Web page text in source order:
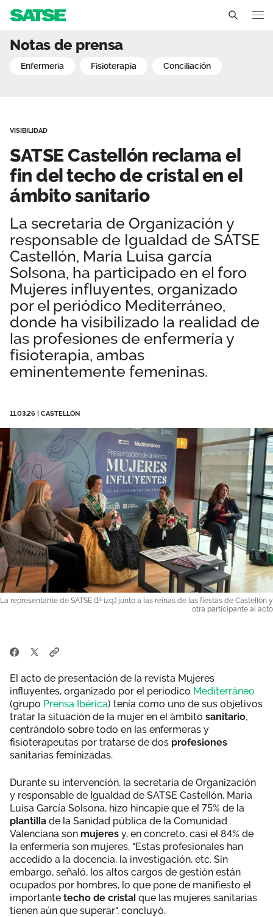
Delegados Sindicales
Estructura organizativa
Transparencia
Secciones sindicales
Servicios
Ventajas
Actualidad
Temas
Noticias
Sala de prensa
Normativa
Publicaciones
Vídeos
DANA Valencia
Comunidad Valenciana
Contáctanos
Área privada
Únete
SATSE Castellón
Notas de prensa
enfermería fisioterapia conciliación
VISIBILIDAD
SATSE Castellón reclama el
fin del techo de cristal en el
ámbito sanitario
La secretaria de Organización y
responsable de Igualdad de SATSE
Castellón, María Luisa garcía
Solsona, ha participado en el foro
Mujeres influyentes, organizado
por el periódico Mediterráneo,
donde ha visibilizado la realidad de
las profesiones de enfermería y
fisioterapia, ambas
eminentemente femeninas.
11.03.26 CASTELLÓN
La representante de SATSE (1ª izq.) junto a las reinas de las fiestas de Castellón y
otra participante al acto
El acto de presentación de la revista Mujeres
influyentes, organizado por el periodico Mediterráneo
(grupo Prensa Ibérica) tenía como uno de sus objetivos
tratar la situación de la mujer en el ámbito sanitario,
centrándolo sobre todo en las enfermeras y
fisioterapeutas por tratarse de dos profesiones
sanitarias feminizadas.
Durante su intervención, la secretaria de Organización
y responsable de Igualdad de SATSE Castellón, María
Luisa García Solsona, hizo hincapie que el 75% de la
plantilla de la Sanidad pública de la Comunidad
Valenciana son mujeres y, en concreto, casi el 84% de
la enfermería son mujeres. "Estas profesionales han
accedido a la docencia, la investigación, etc. Sin
embargo, señaló, los altos cargos de gestión están
ocupados por hombres, lo que pone de manifiesto el
importante techo de cristal que las mujeres sanitarias
tienen aún que superar", concluyó.